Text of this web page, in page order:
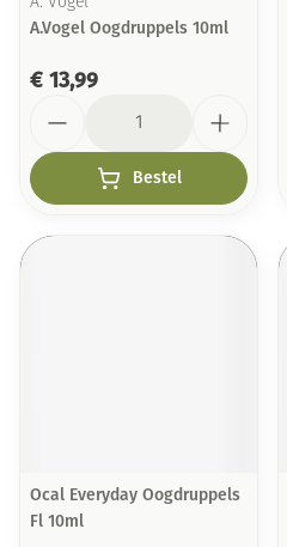
A.Vogel Oogdruppels 10ml
€ 13,99
Bestel
Ocal Everyday Oogdruppels
Fl 10ml